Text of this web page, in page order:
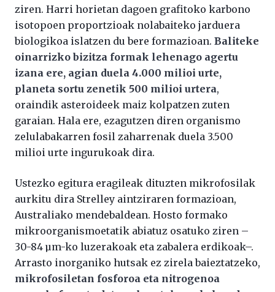
ziren. Harri horietan dagoen grafitoko karbono
isotopoen proportzioak nolabaiteko jarduera
biologikoa islatzen du bere formazioan. Baliteke
oinarrizko bizitza formak lehenago agertu
izana ere, agian duela 4.000 milioi urte,
planeta sortu zenetik 500 milioi urtera,
oraindik asteroideek maiz kolpatzen zuten
garaian. Hala ere, ezagutzen diren organismo
zelulabakarren fosil zaharrenak duela 3.500
milioi urte ingurukoak dira.
Ustezko egitura eragileak dituzten mikrofosilak
aurkitu dira Strelley aintziraren formazioan,
Australiako mendebaldean. Hosto formako
mikroorganismoetatik abiatuz osatuko ziren –
30-84 µm-ko luzerakoak eta zabalera erdikoak–.
Arrasto inorganiko hutsak ez zirela baieztatzeko,
mikrofosiletan fosforoa eta nitrogenoa